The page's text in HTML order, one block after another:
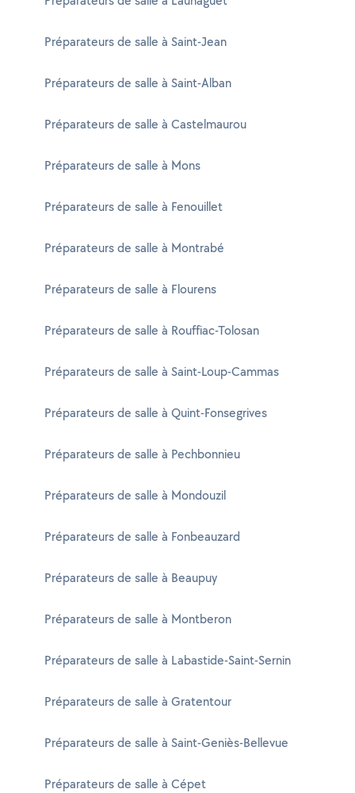
Préparateurs de salle à Saint-Jean
Préparateurs de salle à Saint-Alban
Préparateurs de salle à Castelmaurou
Préparateurs de salle à Mons
Préparateurs de salle à Fenouillet
Préparateurs de salle à Montrabé
Préparateurs de salle à Flourens
Préparateurs de salle à Rouffiac-Tolosan
Préparateurs de salle à Saint-Loup-Cammas
Préparateurs de salle à Quint-Fonsegrives
Préparateurs de salle à Pechbonnieu
Préparateurs de salle à Mondouzil
Préparateurs de salle à Fonbeauzard
Préparateurs de salle à Beaupuy
Préparateurs de salle à Montberon
Préparateurs de salle à Labastide-Saint-Sernin
Préparateurs de salle à Gratentour
Préparateurs de salle à Saint-Geniès-Bellevue
Préparateurs de salle à Cépet